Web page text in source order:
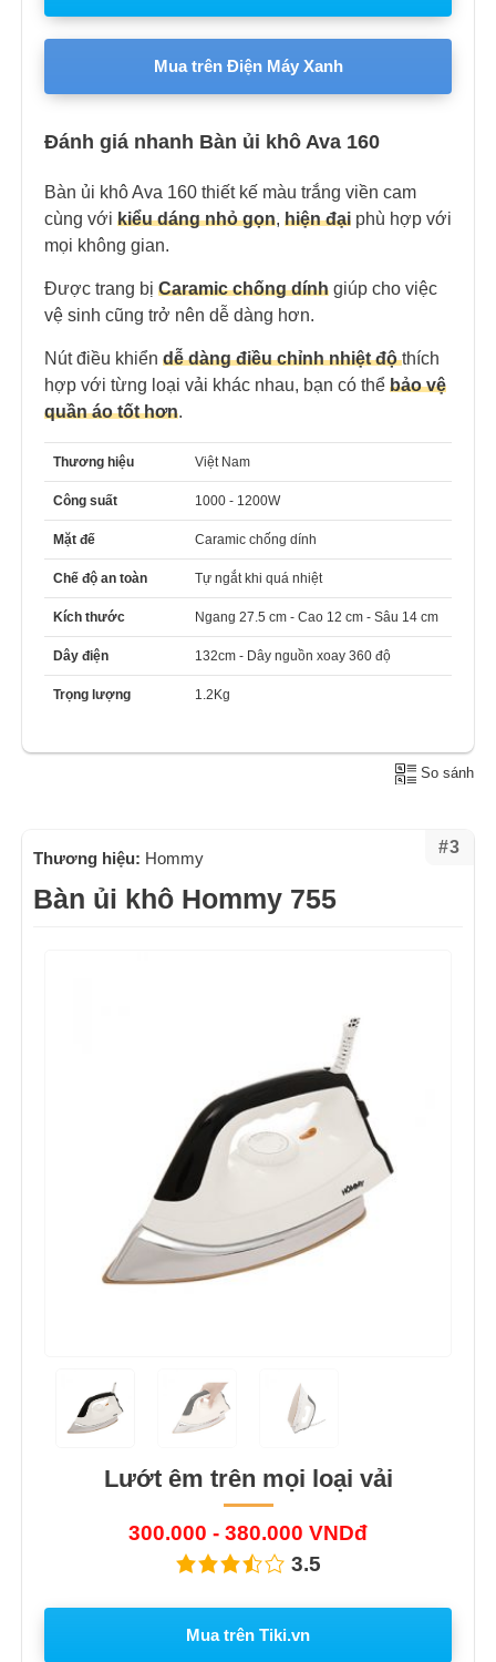
Mua trên Điện Máy Xanh
Đánh giá nhanh Bàn ủi khô Ava 160
Bàn ủi khô Ava 160 thiết kế màu trắng viền cam
cùng với kiểu dáng nhỏ gọn, hiện đại phù hợp với
mọi không gian.
Được trang bị Caramic chống dính giúp cho việc
vệ sinh cũng trở nên dễ dàng hơn.
Nút điều khiển dễ dàng điều chỉnh nhiệt độthích
hợp với từng loại vải khác nhau, bạn có thể bảo vệ
quần áo tốt hơn.
Thương hiệu Việt Nam
Công suất 1000 - 1200W
Mặt đế Caramic chống dính
Chế độ an toàn Tự ngắt khi quá nhiệt
Kích thước Ngang 27.5 cm - Cao 12 cm - Sâu 14 cm
Dây điện 132cm - Dây nguồn xoay 360 độ
Trọng lượng 1.2Kg
So sánh
#3
Thương hiệu: Hommy
Bàn ủi khô Hommy 755
Lướt êm trên mọi loại vải
300.000 - 380.000 VNDđ
3.5
Mua trên Tiki.vn